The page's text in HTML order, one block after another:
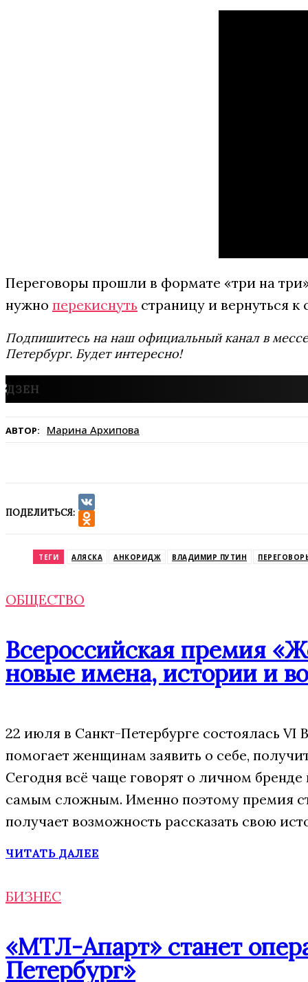
Переговоры прошли в формате «три на
нужно перекиснуть страницу и вернуться к
Подпишитесь на наш официальный канал в
Петербург. Будет интересно!
АВТОР: Марина Архипова
ПОДЕЛИТЬСЯ:
VK
ТЕГИ АЛЯСКА АНКОРИДЖ ВЛАДИМИР ПУТИН
ОБЩЕСТВО
Всероссийская премия
новые имена, истории и
22 июля в Санкт-Петербурге состоялась VI
помогает женщинам заявить о себе,
Сегодня всё чаще говорят о личном
самым сложным. Именно поэтому премия
получает возможность рассказать свою
ЧИТАТЬ ДАЛЕЕ
БИЗНЕС
«МТЛ-Апарт» станет
Петербург»